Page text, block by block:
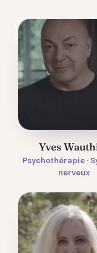
Yves
Psychothérapie ·
nerveux